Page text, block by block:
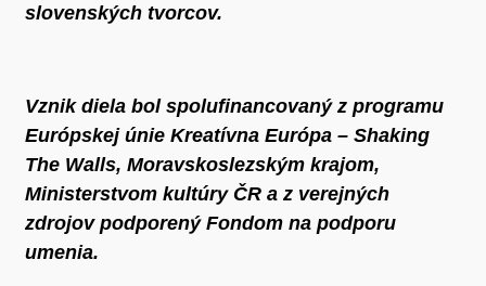
slovenských tvorcov.
Vznik diela bol spolufinancovaný z programu
Európskej únie Kreatívna Európa – Shaking
The Walls, Moravskoslezským krajom,
Ministerstvom kultúry ČR a z verejných
zdrojov podporený Fondom na podporu
umenia.